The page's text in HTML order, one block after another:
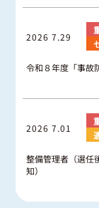
2026 7.29
令和８年度「事故
2026 7.01
整備管理者（選任
知）